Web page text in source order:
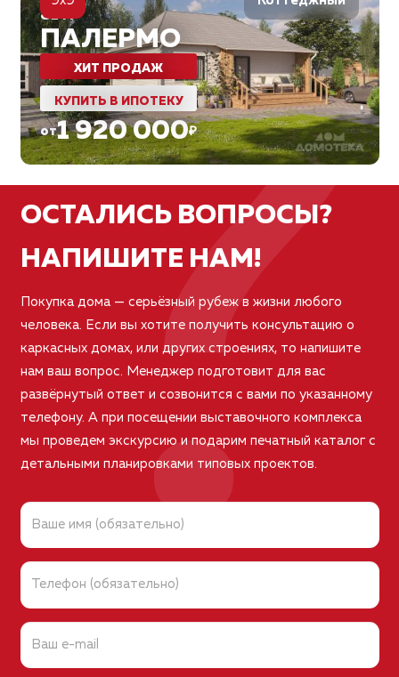
81м²
ПАЛЕРМО
ХИТ ПРОДАЖ
КУПИТЬ В ИПОТЕКУ
от1 920 000₽
?
ОСТАЛИСЬ ВОПРОСЫ?
НАПИШИТЕ НАМ!
Покупка дома — серьёзный рубеж в жизни любого
человека. Если вы хотите получить консультацию о
каркасных домах, или других строениях, то напишите
нам ваш вопрос. Менеджер подготовит для вас
развёрнутый ответ и созвонится с вами по указанному
телефону. А при посещении выставочного комплекса
мы проведем экскурсию и подарим печатный каталог с
детальными планировками типовых проектов.